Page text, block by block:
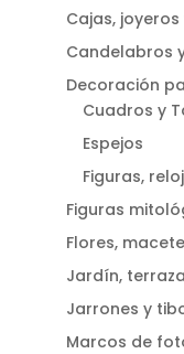
Cajas,
Candelabros
Decoración
Cuadros y
Espejos
Figuras,
Figuras
Flores,
Jardín,
Jarrones y
Marcos de